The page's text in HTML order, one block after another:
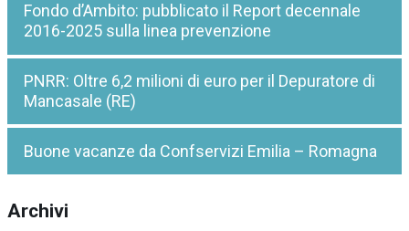
Fondo d’Ambito: pubblicato il Report decennale
2016-2025 sulla linea prevenzione
PNRR: Oltre 6,2 milioni di euro per il Depuratore di
Mancasale (RE)
Buone vacanze da Confservizi Emilia – Romagna
Archivi